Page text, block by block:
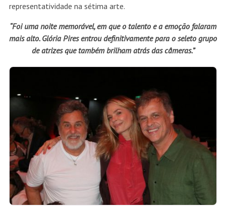
representatividade na sétima arte.
“Foi uma noite memorável, em que o talento e a emoção falaram
mais alto. Glória Pires entrou definitivamente para o seleto grupo
de atrizes que também brilham atrás das câmeras.”